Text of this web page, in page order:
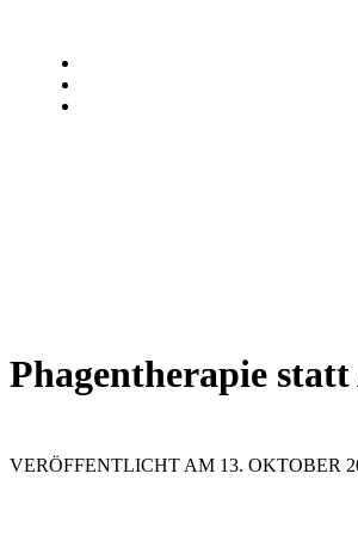
Phagentherapie
VERÖFFENTLICHT AM 13. OKTOBER